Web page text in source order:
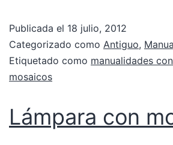
Publicada el 18 julio, 2012
Categorizado como Antiguo,
Etiquetado como manualidades
mosaicos
Lámpara con